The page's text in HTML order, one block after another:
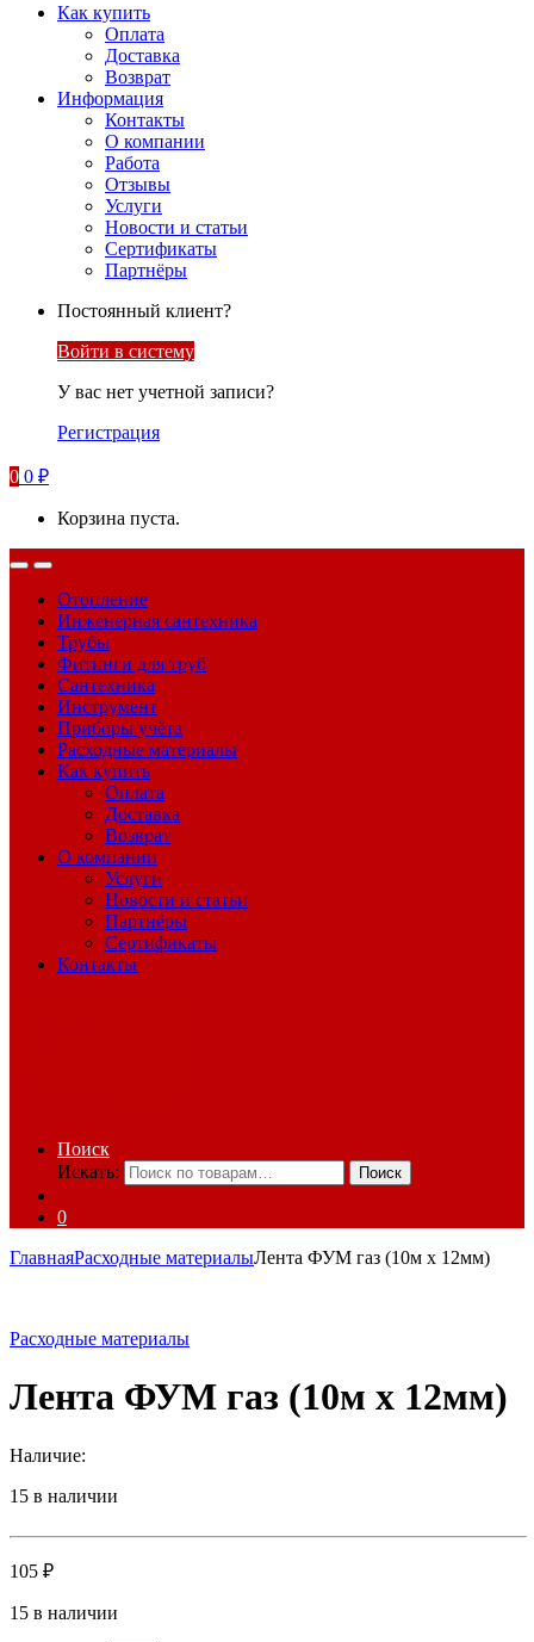
Как купить
Оплата
Доставка
Возврат
Информация
Контакты
О компании
Работа
Отзывы
Услуги
Новости и статьи
Сертификаты
Партнёры
Постоянный клиент?
Войти в систему
У вас нет учетной записи?
Регистрация
0 0 ₽
Корзина пуста.
Отопление
Инженерная сантехника
Трубы
Фитинги для труб
Сантехника
Инструмент
Приборы учёта
Расходные материалы
Как купить
Оплата
Доставка
Возврат
О компании
Услуги
Новости и статьи
Партнёры
Сертификаты
Контакты
Поиск
Искать:
Поиск
0
ГлавнаяРасходные материалыЛента ФУМ газ (10м x 12мм)
Расходные материалы
Лента ФУМ газ (10м x 12мм)
Наличие:
15 в наличии
105 ₽
15 в наличии